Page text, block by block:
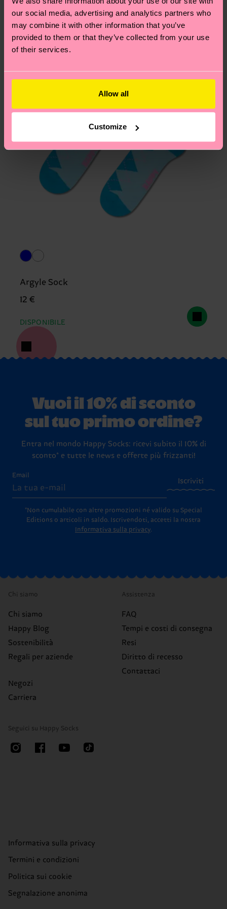
our social media, advertising and analytics partners who
may combine it with other information that you’ve
provided to them or that they’ve collected from your use
of their services.
Allow all
Customize
Hai domande sui resi? Visita la nostra paginaResi
per trovare le risposte alle domande più comuni.
Argyle Sock
12 €
DISPONIBILE
Vuoi il 10% di sconto
sul tuo primo ordine?
Entra nel mondo Happy Socks: ricevi subito il 10% di
sconto* e tutte le news e offerte più frizzanti!
Email
Iscriviti
*Non cumulabile con altre promozioni né valido su Special
Editions o articoli in saldo.
Iscrivendoti, accetti la nostra
Informativa sulla privacy.
Chi siamo
Chi siamo
Happy Blog
Sostenibilità
Regali per aziende
Negozi
Carriera
Assistenza
FAQ
Tempi e costi di consegna
Resi
Diritto di recesso
Contattaci
Seguici su Happy Socks
Informativa sulla privacy
Termini e condizioni
Politica sui cookie
Segnalazione anonima